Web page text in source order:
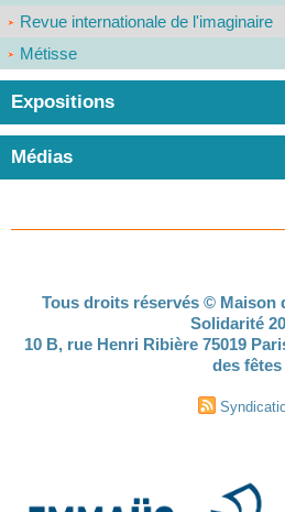
Revue internationale de l'imaginaire
Métisse
Expositions
Médias
Tous droits réservés © Maison
Solidarité
10 B, rue Henri Ribière 75019
des fêtes